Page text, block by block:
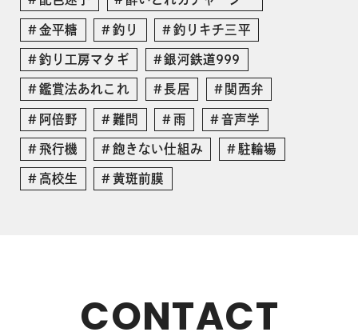
金平糖 釣り 釣りキチ三平
釣り工房マタギ 銀河鉄道999
鑑賞法あれこれ 長居 関西弁
阿倍野 難問 雨 音声学
飛行機 飽きない仕組み 駐輪場
高校生 黄斑前膜
CONTACT